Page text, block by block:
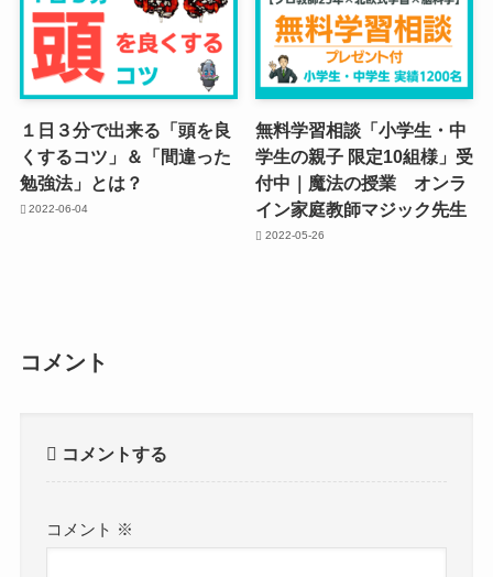
１日３分で出来る「頭を良
くするコツ」＆「間違った
勉強法」とは？
2022-06-04
無料学習相談「小学生・中
学生の親子 限定10組様」受
付中｜魔法の授業 オンラ
イン家庭教師マジック先生
2022-05-26
コメント
コメントする
コメント ※